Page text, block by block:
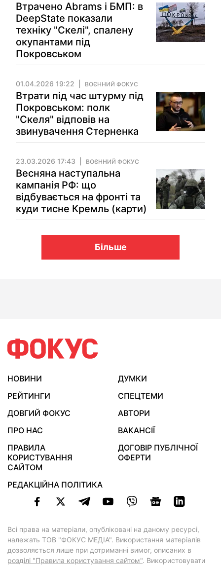
Втрачено Abrams і БМП: в
DeepState показали
техніку "Скелі", спалену
окупантами під
Покровськом
01.04.2026 19:22 ВОЄННИЙ ФОКУС
Втрати під час штурму під
Покровськом: полк
"Скеля" відповів на
звинувачення Стерненка
23.03.2026 17:43 ВОЄННИЙ ФОКУС
Весняна наступальна
кампанія РФ: що
відбувається на фронті та
куди тисне Кремль (карти)
Більше
НОВИНИ
ДУМКИ
РЕЙТИНГИ
СПЕЦТЕМИ
ДОВГИЙ ФОКУС
АВТОРИ
ПРО НАС
ВАКАНСІЇ
ПРАВИЛА
КОРИСТУВАННЯ
САЙТОМ
ДОГОВІР ПУБЛІЧНОЇ
ОФЕРТИ
РЕДАКЦІЙНА ПОЛІТИКА
Всі права на матеріали, опубліковані на даному ресурсі,
належать ТОВ "ФОКУС МЕДІА". Використання матеріалів
дозволяється лише при дотриманні вимог, описаних в
розділі "Правила користування сайтом". Використовувати